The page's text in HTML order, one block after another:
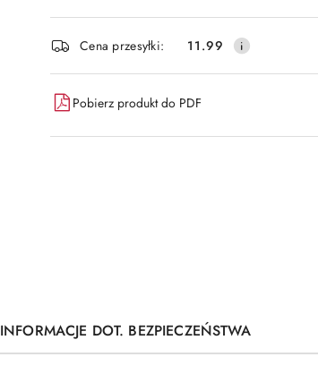
Dostępność
i
dostawa
Cena przesyłki: 11.99
Pobierz produkt do PDF
INFORMACJE DOT. BEZPIECZEŃSTWA